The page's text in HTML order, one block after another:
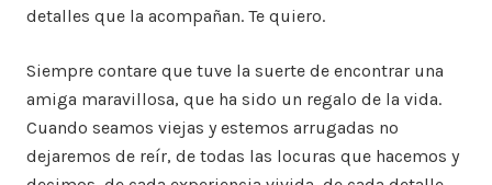
detalles que la acompañan. Te quiero.
Siempre contare que tuve la suerte de encontrar una
amiga maravillosa, que ha sido un regalo de la vida.
Cuando seamos viejas y estemos arrugadas no
dejaremos de reír, de todas las locuras que hacemos y